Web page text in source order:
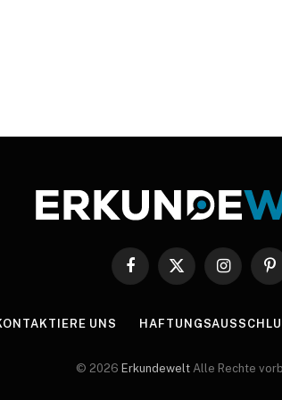
Facebook
X
Instagram
UNS
© 2026 Erkundewelt Alle Rechte